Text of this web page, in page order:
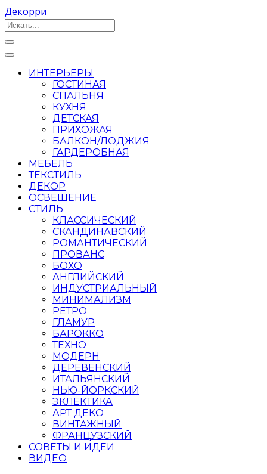
Декорри
ИНТЕРЬЕРЫ
ГОСТИНАЯ
СПАЛЬНЯ
КУХНЯ
ДЕТСКАЯ
ПРИХОЖАЯ
БАЛКОН/ЛОДЖИЯ
ГАРДЕРОБНАЯ
МЕБЕЛЬ
ТЕКСТИЛЬ
ДЕКОР
ОСВЕЩЕНИЕ
СТИЛЬ
КЛАССИЧЕСКИЙ
СКАНДИНАВСКИЙ
РОМАНТИЧЕСКИЙ
ПРОВАНС
БОХО
АНГЛИЙСКИЙ
ИНДУСТРИАЛЬНЫЙ
МИНИМАЛИЗМ
РЕТРО
ГЛАМУР
БАРОККО
ТЕХНО
МОДЕРН
ДЕРЕВЕНСКИЙ
ИТАЛЬЯНСКИЙ
НЬЮ-ЙОРКСКИЙ
ЭКЛЕКТИКА
АРТ ДЕКО
ВИНТАЖНЫЙ
ФРАНЦУЗСКИЙ
СОВЕТЫ И ИДЕИ
ВИДЕО